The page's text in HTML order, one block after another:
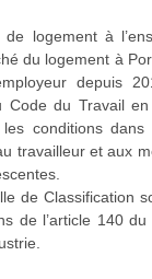
de logement à
du logement à
depuis
Code du Travail
conditions
travailleur et aux
de Classification
de l’article 140